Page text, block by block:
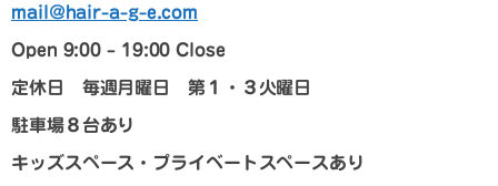
mail@hair-a-g-e.com
Open 9:00 – 19:00 Close
定休日 毎週月曜日 第１・３火曜日
駐車場８台あり
キッズスペース・プライベートスペースあり